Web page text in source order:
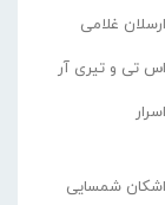
ارسلان غلامی
اس تی و تیری آر
اسرار
اشکان شمسایی